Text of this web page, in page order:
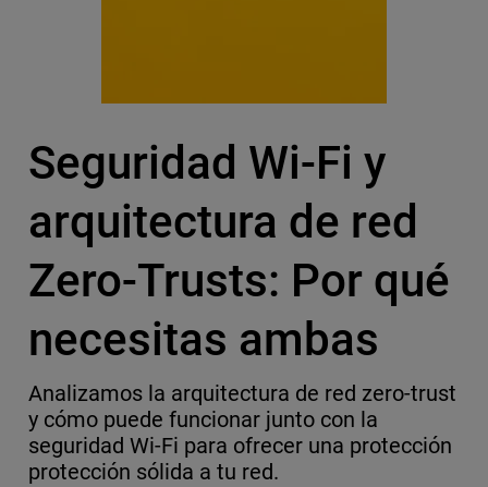
Seguridad Wi-Fi y
arquitectura de red
Zero-Trusts: Por qué
necesitas ambas
Analizamos la arquitectura de red zero-trust
y cómo puede funcionar junto con la
seguridad Wi-Fi para ofrecer una protección
protección sólida a tu red.